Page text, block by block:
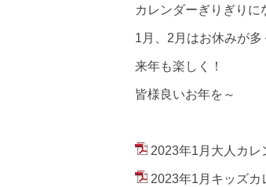
カレンダーぎりぎりに
1月、2月はお休みが多
来年も楽しく！
皆様良いお年を～
2023年1月大人カレ
2023年1月キッズカ